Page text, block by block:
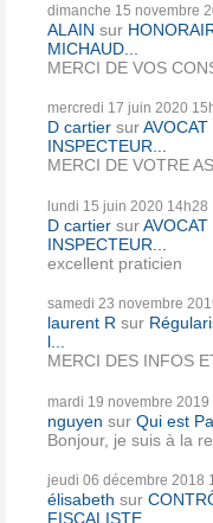
dimanche 15 novembre
ALAIN sur
MICHAUD...
MERCI DE VOS
mercredi 17 juin 2020
D cartier sur
INSPECTEUR...
MERCI DE VOTRE
lundi 15 juin 2020 14h28
D cartier sur
INSPECTEUR...
excellent praticien
samedi 23 novembre
laurent R sur
l...
MERCI DES INFOS
mardi 19 novembre 2019
nguyen sur Qui est
Bonjour, je suis à la
jeudi 06 décembre 2018
élisabeth sur
FISCALISTE...